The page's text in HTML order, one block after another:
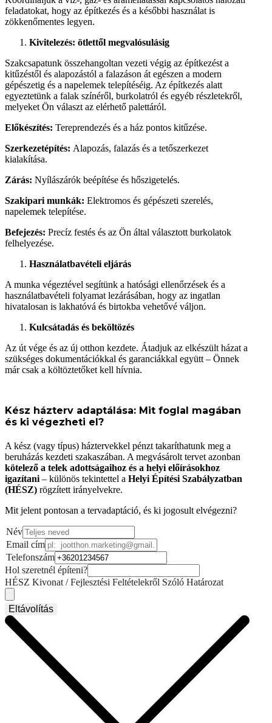
feladatokat, hogy az építkezés és a későbbi használat is
zökkenőmentes legyen.
Kivitelezés: ötlettől megvalósulásig
Szakcsapatunk összehangoltan vezeti végig az építkezést a
kitűzéstől és alapozástól a falazáson át egészen a modern
gépészetig és a napelemek telepítéséig. Az építkezés alatt
egyeztetünk a falak színéről, burkolatról és egyéb részletekről,
melyeket Ön választ az elérhető palettáról.
Előkészítés: Tereprendezés és a ház pontos kitűzése.
Szerkezetépítés: Alapozás, falazás és a tetőszerkezet
kialakítása.
Zárás: Nyílászárók beépítése és hőszigetelés.
Szakipari munkák: Elektromos és gépészeti szerelés,
napelemek telepítése.
Befejezés: Precíz festés és az Ön által választott burkolatok
felhelyezése.
Használatbavételi eljárás
A munka végeztével segítünk a hatósági ellenőrzések és a
használatbavételi folyamat lezárásában, hogy az ingatlan
hivatalosan is lakhatóvá és birtokba vehetővé váljon.
Kulcsátadás és beköltözés
Az út vége és az új otthon kezdete. Átadjuk az elkészült házat a
szükséges dokumentációkkal és garanciákkal együtt – Önnek
már csak a költöztetőket kell hívnia.
Kész házterv adaptálása: Mit foglal magában
és ki végezheti el?
A kész (vagy típus) háztervekkel pénzt takaríthatunk meg a
beruházás kezdeti szakaszában. A megvásárolt tervet azonban
kötelező a telek adottságaihoz és a helyi előírásokhoz
igazítani – különös tekintettel a Helyi Építési Szabályzatban
(HÉSZ) rögzített irányelvekre.
Mit jelent pontosan a tervadaptáció, és ki jogosult elvégezni?
Név
Email cím
Telefonszám
Hol szeretnél építeni?
HÉSZ Kivonat / Fejlesztési Feltételekről Szóló Határozat
Eltávolítás